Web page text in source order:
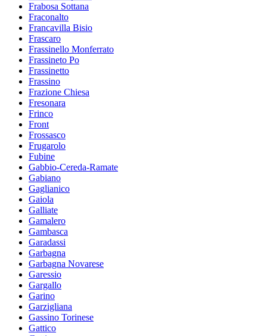
Frabosa Sottana
Fraconalto
Francavilla Bisio
Frascaro
Frassinello Monferrato
Frassineto Po
Frassinetto
Frassino
Frazione Chiesa
Fresonara
Frinco
Front
Frossasco
Frugarolo
Fubine
Gabbio-Cereda-Ramate
Gabiano
Gaglianico
Gaiola
Galliate
Gamalero
Gambasca
Garadassi
Garbagna
Garbagna Novarese
Garessio
Gargallo
Garino
Garzigliana
Gassino Torinese
Gattico